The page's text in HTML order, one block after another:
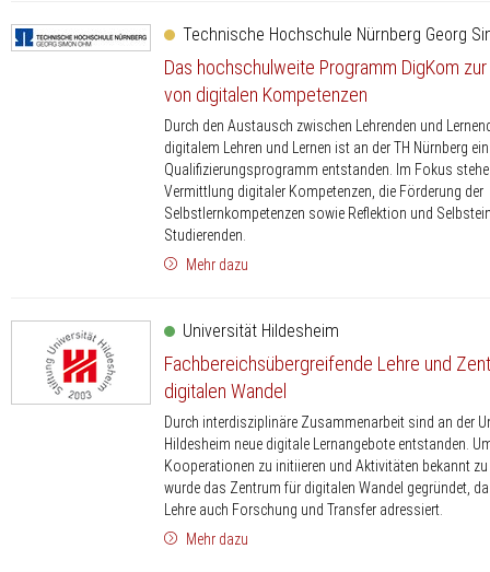
Technische Hochschule Nürnberg Georg
Das hochschulweite Programm DigKom
von digitalen Kompetenzen
Durch den Austausch zwischen Lehrenden und
digitalem Lehren und Lernen ist an der TH Nürnberg
Qualifizierungsprogramm entstanden. Im Fokus
Vermittlung digitaler Kompetenzen, die Förderung der
Selbstlernkompetenzen sowie Reflektion und
Studierenden.
Mehr dazu
Universität Hildesheim
Fachbereichsübergreifende Lehre und
digitalen Wandel
Durch interdisziplinäre Zusammenarbeit sind an der
Hildesheim neue digitale Lernangebote entstanden.
Kooperationen zu initiieren und Aktivitäten bekannt
wurde das Zentrum für digitalen Wandel gegründet,
Lehre auch Forschung und Transfer adressiert.
Mehr dazu